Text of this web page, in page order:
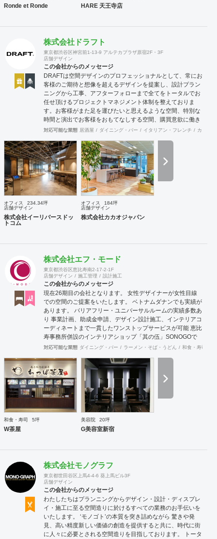
Ronde et Ronde HARE 天王寺店
株式会社ドラフト
東京都渋谷区神宮前1-13-9 アルテカプラザ原宿2F・3F
店舗デザイン
この会社からのメッセージ
DRAFTは空間デザインのプロフェッショナルとして、常にお
客様のご期待と想像を超えるデザインを提案し、設計プラン
ニングから工事、アフターフォローまで全てをトータルでお
任せ頂けるプロジェクトマネジメント体制を整えておりま
す。お客様がまた足を運びたいと思えるような空間、特別な
時間と演出でお客様をおもてなしする空間、購買意欲に働き
かけるレイアウトとVMD、ブランド力を高める空間演出な
持っております。 ご希望されるイメージ、コストに関する不
安要素、 新規オープン、移転・改装に関するスケジュール、
ほか不明点など、まずはお気軽にお問い合わせください。
対応可能な業態 居酒屋 ダイニング・バー イタリアン・フレンチ カフェ
オフィス
234.34坪
店舗デザイン
株式会社イーリバースドッ
トコム
オフィス
184坪
店舗デザイン
株式会社カカオジャパン
株式会社エフ・モード
東京都渋谷区恵比寿南2-17-2-1F
店舗デザイン
施工管理 設計施工
この会社からのメッセージ
現在26期目の会社となります。 女性デザイナーが女性目線
での空間のご提案をいたします。 ベトナムダナンでも実績が
あります。 バリアフリー・ユニバーサルルームの実績多数あ
り 事業計画、助成金申請、デザイン設計施工、インテリアコ
ーディネートまで一貫したワンストップサービスが可能 恵比
寿事務所併設のインテリアショップ「其の伍」SONOGOで
はオリジナル家具をはじめアンティーク骨董家具の販売もし
対応可能な業態 ダイニング・バー ラーメン・そば・うどん 和食・寿司
和食・寿司 5坪
W茶屋
美容院 20坪
G美容室新宿
株式会社モノグラフ
東京都世田谷区上馬4-4-6 葵上馬ビル3F
店舗デザイン
この会社からのメッセージ
わたしたちはプランニングからデザイン・設計・ディスプレ
イ・施工に至る空間造りに於けるすべての業務のお手伝いを
いたします。 ‘モノゴト’の本質を突き詰めながら 驚きや発
見、高い精度新しい価値の創造を提供すると共に、時代に街
に人々に必要とされる空間造りを目指しております。 トータ